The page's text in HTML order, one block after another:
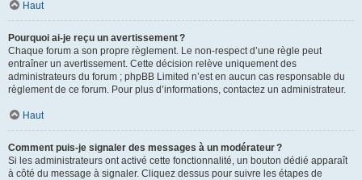
Haut
Pourquoi ai-je reçu un avertissement ?
Chaque forum a son propre règlement. Le non-respect d’une règle peut
entraîner un avertissement. Cette décision relève uniquement des
administrateurs du forum ; phpBB Limited n’est en aucun cas responsable du
règlement de ce forum. Pour plus d’informations, contactez un administrateur.
Haut
Comment puis-je signaler des messages à un modérateur ?
Si les administrateurs ont activé cette fonctionnalité, un bouton dédié apparaît
à côté du message à signaler. Cliquez dessus pour suivre les étapes de